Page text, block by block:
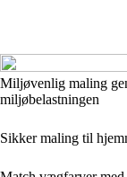
Miljøvenlig maling
miljøbelastningen
Sikker maling til